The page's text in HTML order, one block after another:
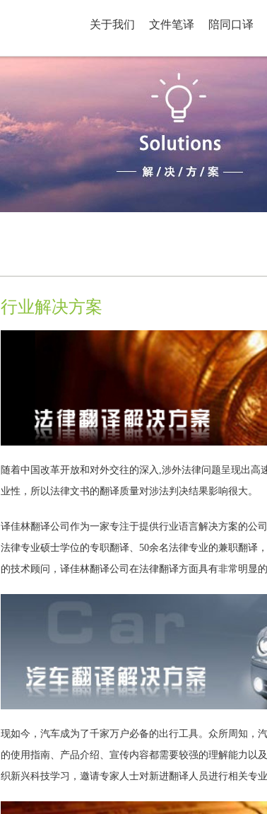
关于我们 文件笔译 陪同口译
行业解决方案
随着中国改革开放和对外交往的深入,涉外法律问题呈现出
业性，所以法律文书的翻译质量对涉法判决结果影响很大。
译佳林翻译公司作为一家专注于提供行业语言解决方案的公
法律专业硕士学位的专职翻译、50余名法律专业的兼职翻译
的技术顾问，译佳林翻译公司在法律翻译方面具有非常明显
现如今，汽车成为了千家万户必备的出行工具。众所周知，
的使用指南、产品介绍、宣传内容都需要较强的理解能力以
织新兴科技学习，邀请专家人士对新进翻译人员进行相关专业